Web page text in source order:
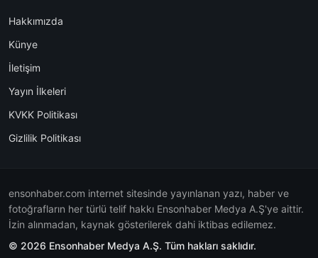
Hakkımızda
Künye
İletişim
Yayın İlkeleri
KVKK Politikası
Gizlilik Politikası
ensonhaber.com internet sitesinde yayınlanan yazı, haber ve
fotoğrafların her türlü telif hakkı Ensonhaber Medya A.Ş'ye aittir.
İzin alınmadan, kaynak gösterilerek dahi iktibas edilemez.
© 2026 Ensonhaber Medya A.Ş. Tüm hakları saklıdır.